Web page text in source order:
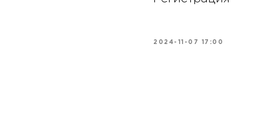
2024-11-07 17:00